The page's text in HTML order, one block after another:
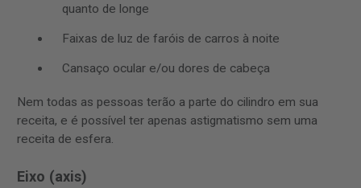
quanto de longe
Faixas de luz de faróis de carros à noite
Cansaço ocular e/ou dores de cabeça
Nem todas as pessoas terão a parte do cilindro em sua
receita, e é possível ter apenas astigmatismo sem uma
receita de esfera.
Eixo (axis)